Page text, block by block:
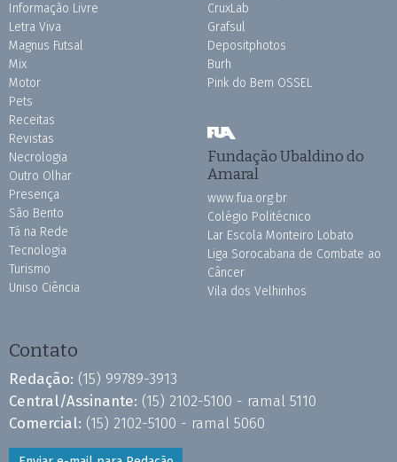
Informação Livre
Letra Viva
Magnus Futsal
Mix
Motor
Pets
Receitas
Revistas
Necrologia
Outro Olhar
Presença
São Bento
Tá na Rede
Tecnologia
Turismo
Uniso Ciência
CruxLab
Grafsul
Depositphotos
Burh
Pink do Bem OSSEL
Fundação Ubaldino do
Amaral
www.fua.org.br
Colégio Politécnico
Lar Escola Monteiro Lobato
Liga Sorocabana de Combate ao
Câncer
Vila dos Velhinhos
Contato
Redação: (15) 99789-3913
Central/Assinante: (15) 2102-5100 - ramal 5110
Comercial: (15) 2102-5100 - ramal 5060